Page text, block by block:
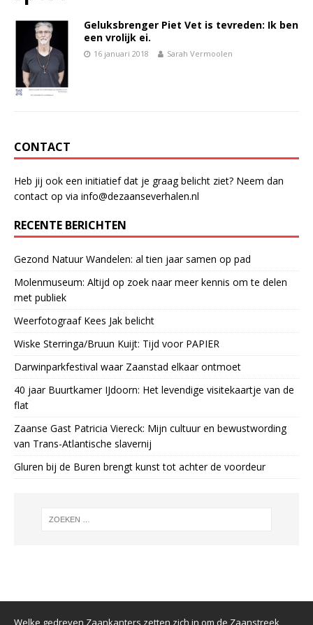
Geluksbrenger Piet Vet is tevreden: Ik ben
een vrolijk ei.
16 januari 2018 Sarah Vermoolen
CONTACT
Heb jij ook een initiatief dat je graag belicht ziet? Neem dan
contact op via info@dezaanseverhalen.nl
RECENTE BERICHTEN
Gezond Natuur Wandelen: al tien jaar samen op pad
Molenmuseum: Altijd op zoek naar meer kennis om te delen
met publiek
Weerfotograaf Kees Jak belicht
Wiske Sterringa/Bruun Kuijt: Tijd voor PAPIER
Darwinparkfestival waar Zaanstad elkaar ontmoet
40 jaar Buurtkamer IJdoorn: Het levendige visitekaartje van de
flat
Zaanse Gast Patricia Viereck: Mijn cultuur en bewustwording
van Trans-Atlantische slavernij
Gluren bij de Buren brengt kunst tot achter de voordeur
Welke gedreven Zaankanters zetten zich in om de Zaanstreek